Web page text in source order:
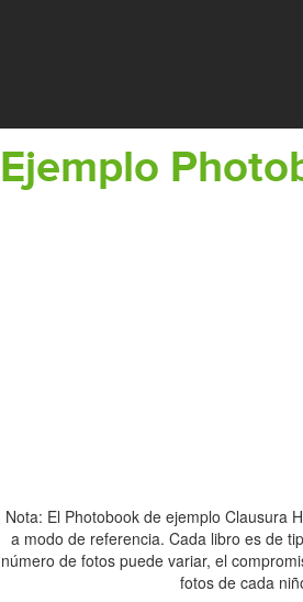
Ejemplo
Nota: El Photobook de ejemplo Clausura
a modo de referencia. Cada libro es de
número de fotos puede variar, el
fotos de cada